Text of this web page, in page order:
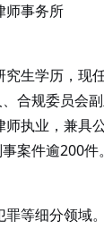
师事务所
生学历，现
合规委员会
执业，兼具
案件逾200件。
等细分领域